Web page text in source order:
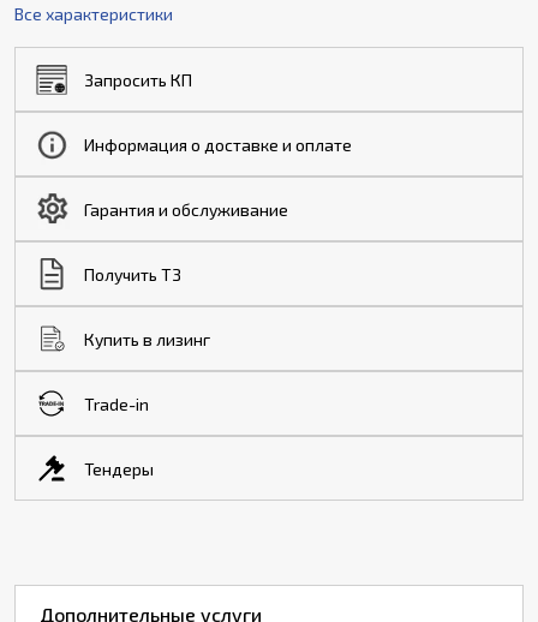
Все характеристики
Запросить КП
Информация о доставке и оплате
Гарантия и обслуживание
Получить ТЗ
Купить в лизинг
Trade-in
Тендеры
Дополнительные услуги